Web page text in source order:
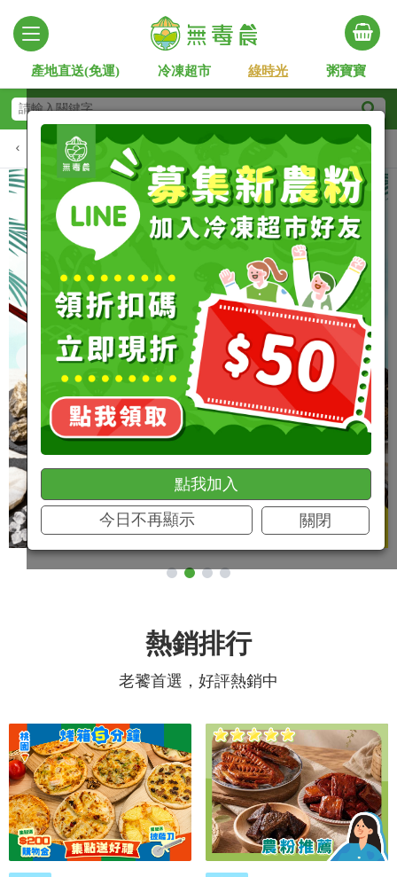
產地直送(免運) 冷凍超市 綠時光 粥寶寶
季 嚴選黑鮪魚 澎湖嚴選 野生漁獲 養殖水產
Slide 2 of 4
熱銷排行
老饕首選，好評熱銷中
點我加入
今日不再顯示 關閉